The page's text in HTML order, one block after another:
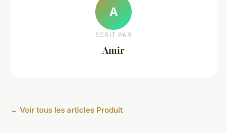
A
ECRIT PAR
Amir
← Voir tous les articles Produit